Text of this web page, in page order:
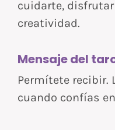
cuidarte, disfrutar
creatividad.
Mensaje del
Permítete recibir.
cuando confías